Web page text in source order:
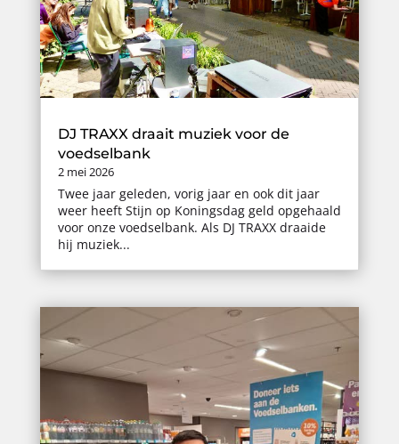
DJ TRAXX draait muziek voor de
voedselbank
2 mei 2026
Twee jaar geleden, vorig jaar en ook dit jaar
weer heeft Stijn op Koningsdag geld opgehaald
voor onze voedselbank. Als DJ TRAXX draaide
hij muziek...